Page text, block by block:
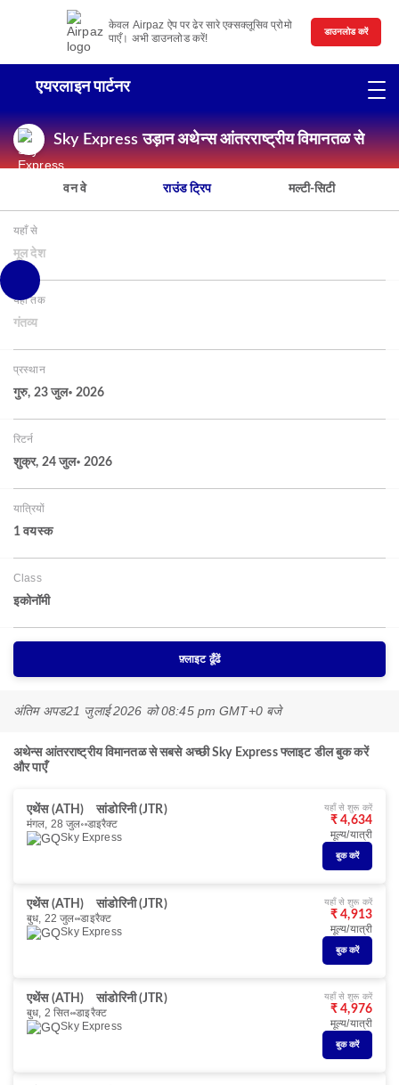
केवल Airpaz ऐप पर ढेर सारे एक्सक्लूसिव प्रोमो
पाएँ। अभी डाउनलोड करें!
डाउनलोड करें
एयरलाइन पार्टनर
Sky Express उड़ान अथेन्स आंतरराष्ट्रीय विमानतळ से
वन वे राउंड ट्रिप मल्टी-सिटी
यहाँ से
मूल देश
यहाँ तक
गंतव्य
प्रस्थान
गुरु, 23 जुल॰ 2026
रिटर्न
शुक्र, 24 जुल॰ 2026
यात्रियों
1 वयस्‍क
Class
इकोनॉमी
फ़्लाइट ढूँढें
अंतिम अपड21 जुलाई 2026 को 08:45 pm GMT+0 बजे
अथेन्स आंतरराष्ट्रीय विमानतळ से सबसे अच्छी Sky Express फ्लाइट डील बुक करें
और पाएँ
एथेंस (ATH)
सांडोरिनी (JTR)
मंगल, 28 जुल॰ डाइरैक्ट
Sky Express
यहाँ से शुरू करें
₹ 4,634
मूल्य/यात्री
बुक करें
एथेंस (ATH)
सांडोरिनी (JTR)
बुध, 22 जुल॰ डाइरैक्ट
Sky Express
यहाँ से शुरू करें
₹ 4,913
मूल्य/यात्री
बुक करें
एथेंस (ATH)
सांडोरिनी (JTR)
बुध, 2 सित॰ डाइरैक्ट
Sky Express
यहाँ से शुरू करें
₹ 4,976
मूल्य/यात्री
बुक करें